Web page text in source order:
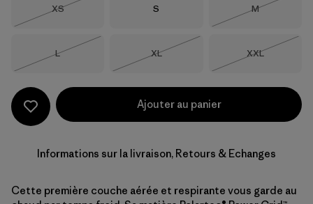
Taille
XS
Taille
S Taille
M
Taille
L
Taille
XL
Taille
XXL
Ajouter au panier
Informations sur la livraison, Retours & Echanges
Cette première couche aérée et respirante vous garde au